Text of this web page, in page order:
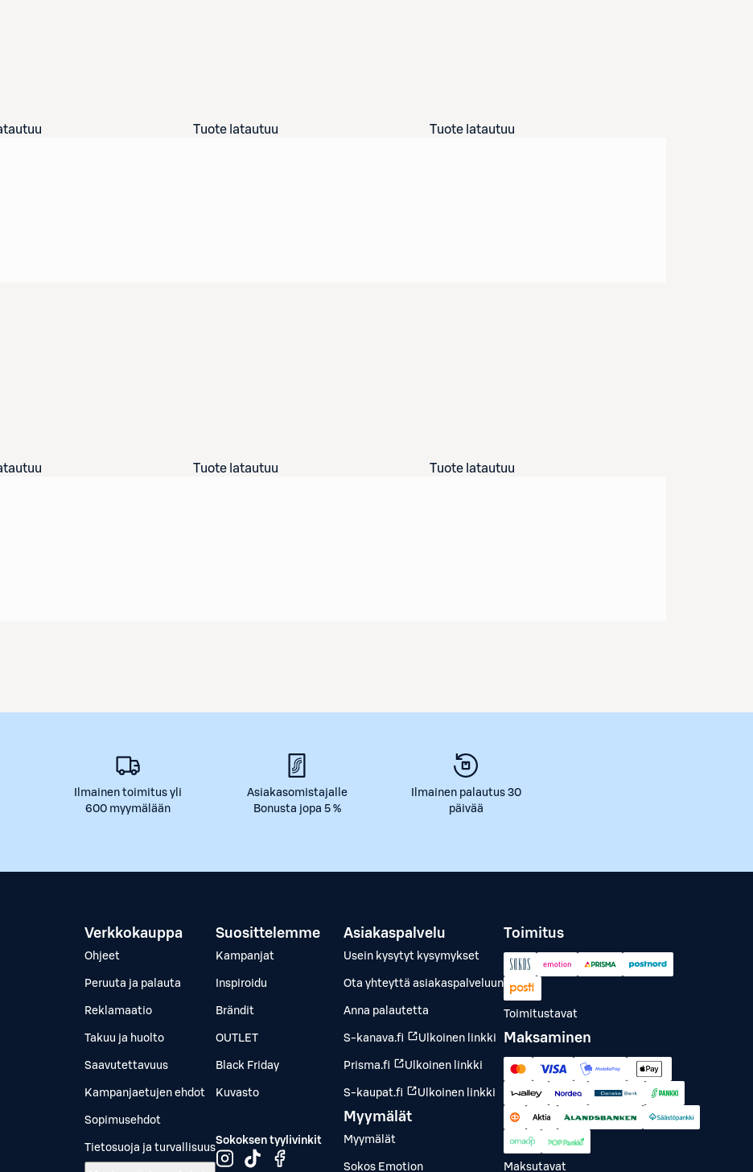
Tuote latautuu Tuote latautuu
Tuote latautuu Tuote latautuu
Ilmainen toimitus yli
600 myymälään
Asiakasomistajalle
Bonusta jopa 5 %
Ilmainen palautus 30
päivää
Verkkokauppa
Ohjeet
Peruuta ja palauta
Reklamaatio
Takuu ja huolto
Saavutettavuus
Kampanjaetujen ehdot
Sopimusehdot
Tietosuoja ja turvallisuus
Suosittelemme
Kampanjat
Inspiroidu
Brändit
OUTLET
Black Friday
Kuvasto
Sokoksen tyylivinkit
Asiakaspalvelu
Usein kysytyt kysymykset
Ota yhteyttä asiakaspalveluun
Anna palautetta
S-kanava.fi Ulkoinen linkki
Prisma.fi Ulkoinen linkki
S-kaupat.fi Ulkoinen linkki
Myymälät
Myymälät
Sokos Emotion
Toimitus
Toimitustavat
Maksaminen
Maksutavat